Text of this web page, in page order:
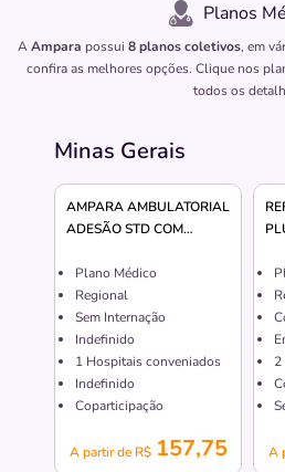
Planos
AAmpara possui 8 planos coletivos, em
confira as melhores opções. Clique nos
todos os
Minas Gerais
AMPARA AMBULATORIAL
ADESÃO STD COM
Plano Médico
Regional
Sem Internação
Indefinido
1 Hospitais conveniados
Indefinido
Coparticipação
A partir de R$ 157,75
2
A